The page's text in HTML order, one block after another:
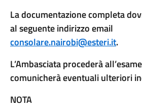
La documentazione completa
al seguente indirizzo email
consolare.nairobi@esteri.it.
L’Ambasciata procederà
comunicherà eventuali ulteriori
NOTA